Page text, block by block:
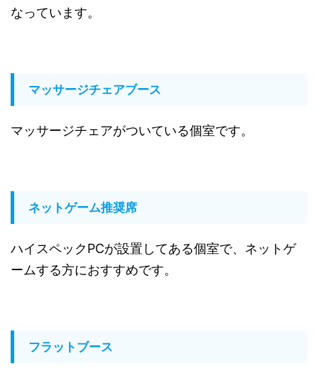
なっています。
マッサージチェアブース
マッサージチェアがついている個室です。
ネットゲーム推奨席
ハイスペックPCが設置してある個室で、ネットゲ
ームする方におすすめです。
フラットブース